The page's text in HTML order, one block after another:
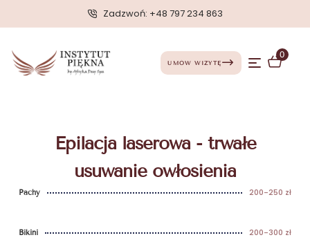
Zadzwoń: +48 797 234 863
UMÓW WIZYTĘ
0
Inne - Cennik
Epilacja laserowa - trwałe
usuwanie owłosienia
Pachy 200-250 zł
Bikini 200-300 zł